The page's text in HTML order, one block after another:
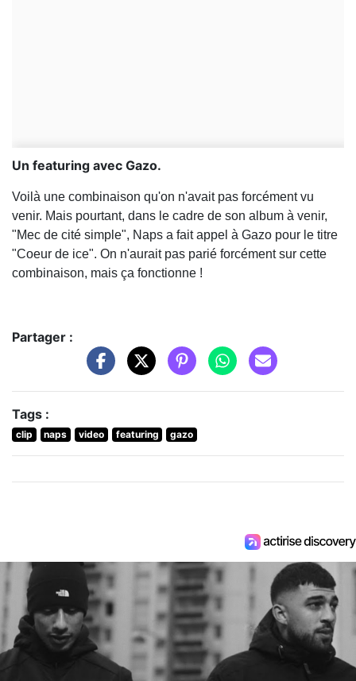
Un featuring avec Gazo.
Voilà une combinaison qu'on n'avait pas forcément vu
venir. Mais pourtant, dans le cadre de son album à venir,
"Mec de cité simple", Naps a fait appel à Gazo pour le titre
"Coeur de ice". On n'aurait pas parié forcément sur cette
combinaison, mais ça fonctionne !
Partager :
Tags :
clip naps video featuring gazo